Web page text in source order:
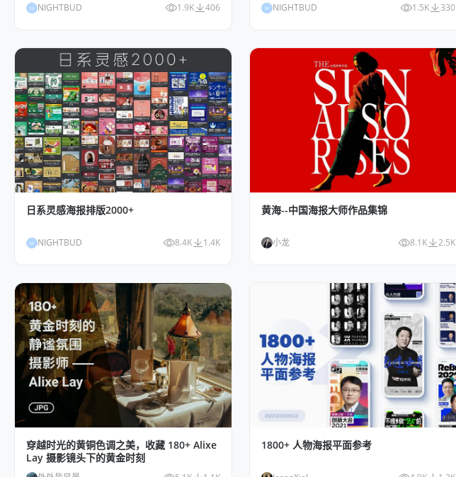
NI NIGHTBUD 1.9K 406 NI NIGHTBUD 1.5K 330
日系灵感海报排版2000+
NI NIGHTBUD 8.4K 1.4K
黄海--中国海报大师作品集锦
小龙 8.1K 2.5K
穿越时光的黄铜色调之美，收藏 180+ Alixe
Lay 摄影镜头下的黄金时刻
1800+ 人物海报平面参考